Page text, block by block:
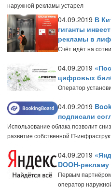
наружной рекламы устарел
04.09.2019 В
гиганты
рекламы в
Счёт идёт на
04.09.2019
цифровых
Оператор
04.09.2019
подписали
Использование облака позволит
развитие собственной IT-
04.09.2019
DOOH-
Первым
оператор